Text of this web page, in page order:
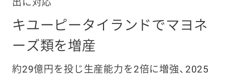
キユーピータイランドでマヨネ
ーズ類を増産
約29億円を投じ生産能力を2倍に増強、2025